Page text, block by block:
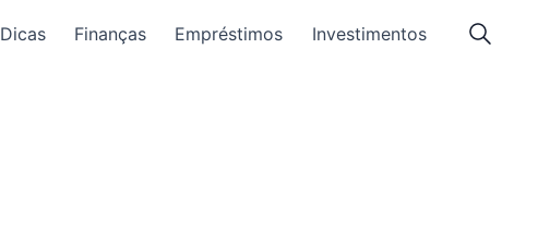
Dicas Finanças Empréstimos Investimentos